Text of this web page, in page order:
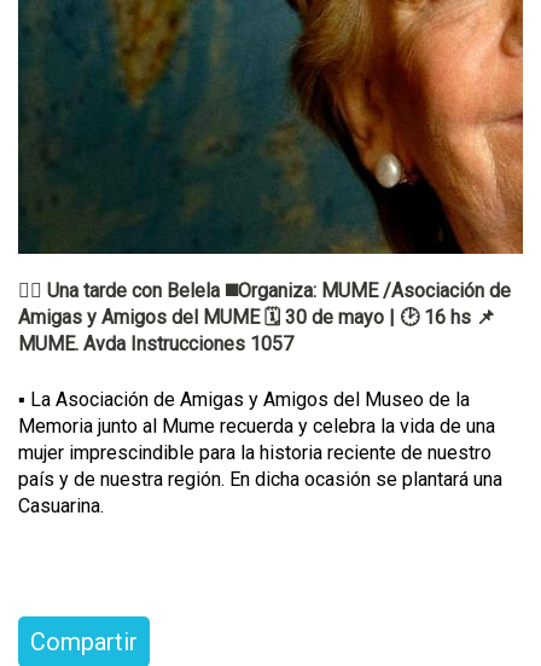
✊🏽 Una tarde con Belela ◼️Organiza: MUME /Asociación de
Amigas y Amigos del MUME 🗓️ 30 de mayo | 🕑 16 hs 📌
MUME. Avda Instrucciones 1057
▪️ La Asociación de Amigas y Amigos del Museo de la
Memoria junto al Mume recuerda y celebra la vida de una
mujer imprescindible para la historia reciente de nuestro
país y de nuestra región. En dicha ocasión se plantará una
Casuarina.
Compartir